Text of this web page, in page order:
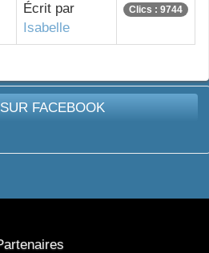
Écrit par
Isabelle
Clics : 9744
FACEBOOK